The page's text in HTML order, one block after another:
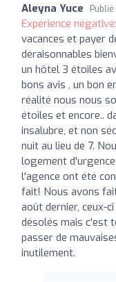
Aleyna Yuce Publié
Expérience négative:
vacances et payer
déraisonnables
un hôtel 3 étoiles
bons avis , un bon
réalité nous nous
étoiles et encore..
insalubre, et non
nuit au lieu de 7.
logement
l'agence ont été
fait! Nous avons
août dernier, ceux-
désolés mais c'est
passer de
inutilement.